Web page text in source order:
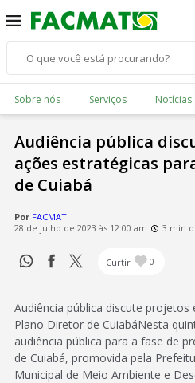
Sobre nós Serviços Notícias
Audiência pública
ações estratégicas
de Cuiabá
Por FACMAT
28 de julho de 2023 às 12:00 am
3 min
Curtir 0
Audiência pública discute
Plano Diretor de CuiabáNesta
audiência pública para a fase de
de Cuiabá, promovida pela
Municipal de Meio Ambiente e